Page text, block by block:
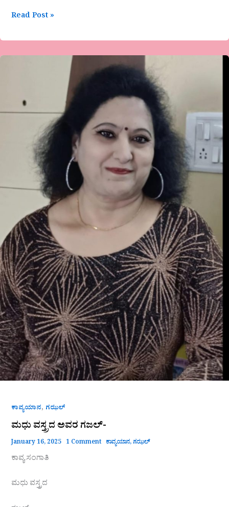
Read Post »
ಕಾವ್ಯಯಾನ, ಗಝಲ್
ಮಧು ವಸ್ತ್ರದ ಅವರ ಗಜಲ್-
January 16, 2025 1 Comment ಕಾವ್ಯಯಾನ, ಗಝಲ್
ಕಾವ್ಯ ಸಂಗಾತಿ
ಮಧು ವಸ್ತ್ರದ
ಗಜಲ್-